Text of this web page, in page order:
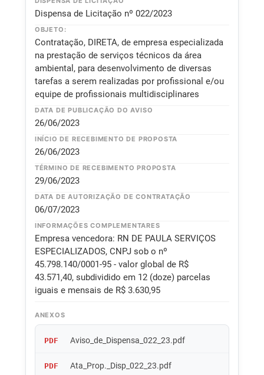
Dispensa de Licitação nº 022/2023
OBJETO:
Contratação, DIRETA, de empresa especializada
na prestação de serviços técnicos da área
ambiental, para desenvolvimento de diversas
tarefas a serem realizadas por profissional e/ou
equipe de profissionais multidisciplinares
DATA DE PUBLICAÇÃO DO AVISO
26/06/2023
INÍCIO DE RECEBIMENTO DE PROPOSTA
26/06/2023
TÉRMINO DE RECEBIMENTO PROPOSTA
29/06/2023
DATA DE AUTORIZAÇÃO DE CONTRATAÇÃO
06/07/2023
INFORMAÇÕES COMPLEMENTARES
Empresa vencedora: RN DE PAULA SERVIÇOS
ESPECIALIZADOS, CNPJ sob o nº
45.798.140/0001-95 - valor global de R$
43.571,40, subdividido em 12 (doze) parcelas
iguais e mensais de R$ 3.630,95
ANEXOS
PDF Aviso_de_Dispensa_022_23.pdf
PDF Ata_Prop._Disp_022_23.pdf